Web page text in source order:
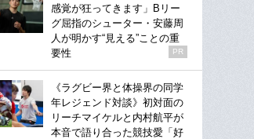
感覚が狂ってきます」Bリー
グ屈指のシューター・安藤周
人が明かす“見える”ことの重
要性
PR
《ラグビー界と体操界の同学
年レジェンド対談》初対面の
リーチマイケルと内村航平が
本音で語り合った競技愛「好